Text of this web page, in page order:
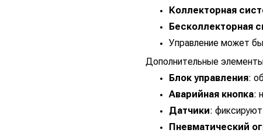
Коллекторная
Бесколлекторная
Управление может
Дополнительные
Блок управления:
Аварийная кнопка:
Датчики:
Пневматический